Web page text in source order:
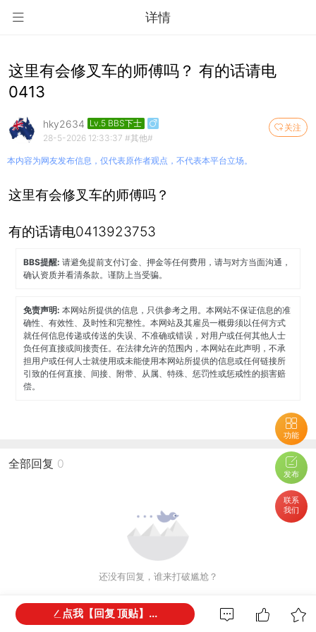
详情
功能
发布
联系
我们
这里有会修叉车的师傅吗？ 有的话请电
0413
关注
hky2634 Lv.5 BBS下士
28-5-2026 12:33:37 #其他#
本内容为网友发布信息，仅代表原作者观点，不代表本平台立场。
这里有会修叉车的师傅吗？
有的话请电0413923753
BBS提醒:请避免提前支付订金、押金等任何费用，请与对方当面沟通，
确认资质并看清条款。谨防上当受骗。
免责声明:本网站所提供的信息，只供参考之用。本网站不保证信息的准
确性、有效性、及时性和完整性。本网站及其雇员一概毋须以任何方式
就任何信息传递或传送的失误、不准确或错误，对用户或任何其他人士
负任何直接或间接责任。在法律允许的范围内，本网站在此声明，不承
担用户或任何人士就使用或未能使用本网站所提供的信息或任何链接所
引致的任何直接、间接、附带、从属、特殊、惩罚性或惩戒性的损害赔
偿。
全部回复 0
还没有回复，谁来打破尴尬？
点我【回复 顶贴】...